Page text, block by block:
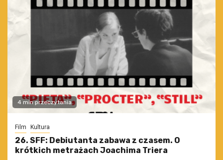
4 min przeczytania
Film Kultura
26. SFF: Debiutanta zabawa z czasem. O
krótkich metrażach Joachima Triera